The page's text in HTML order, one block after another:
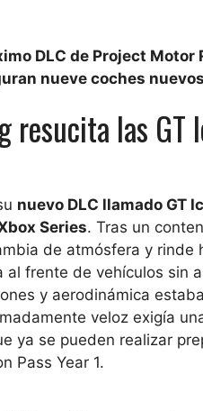
DLC de Project Motor
nueve coches
las GT
nuevo DLC llamado GT
Series. Tras un
de atmósfera y
frente de vehículos sin
y aerodinámica
veloz exigía
ya se pueden realizar
Pass Year 1.